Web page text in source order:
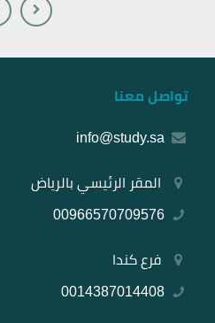
تواصل معنا
info@study.sa
المقر الرئيسي بالرياض
00966570709576
فرع كندا
0014387014408